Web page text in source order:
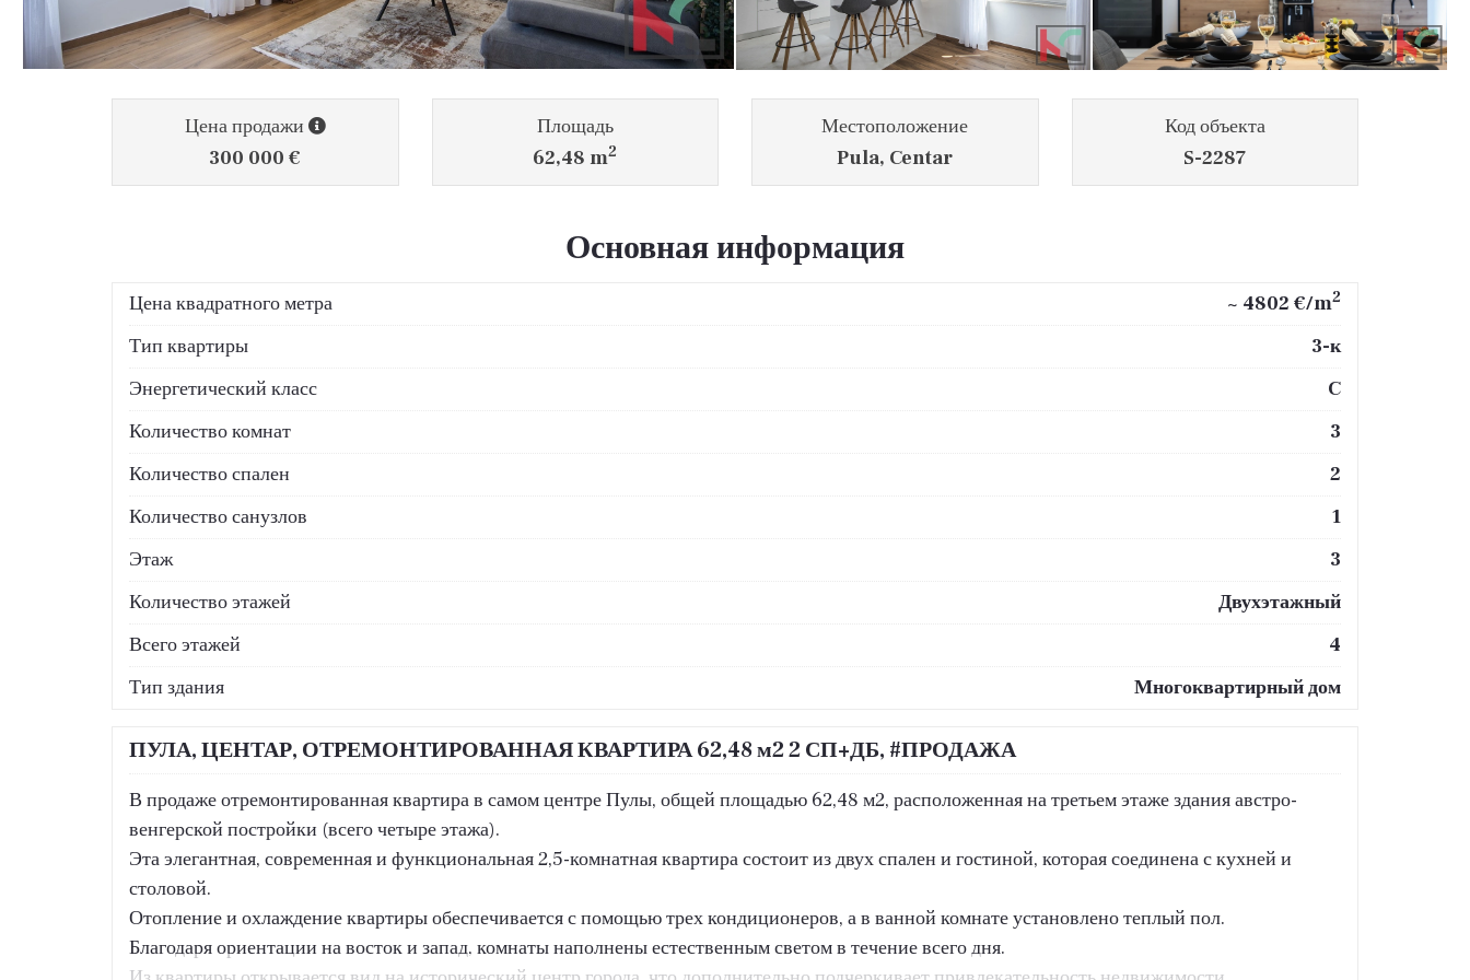
Цена продажи
300 000 €
Площадь
62,48 m2
Местоположение
Pula, Centar
Код объекта
S-2287
Основная информация
Цена квадратного метра ~ 4802 €/m2
Тип квартиры
3-к
Энергетический класс
C
Количество комнат
3
Количество спален
2
Количество санузлов
1
Этаж
3
Количество этажей
Двухэтажный
Всего этажей
4
Тип здания
Многоквартирный дом
ПУЛА, ЦЕНТАР, ОТРЕМОНТИРОВАННАЯ КВАРТИРА 62,48 м2 2 СП+ДБ, #ПРОДАЖА
В продаже отремонтированная квартира в самом центре Пулы, общей площадью 62,48 м2, расположенная на третьем этаже здания австро-
венгерской постройки (всего четыре этажа).
Эта элегантная, современная и функциональная 2,5-комнатная квартира состоит из двух спален и гостиной, которая соединена с кухней и
столовой.
Отопление и охлаждение квартиры обеспечивается с помощью трех кондиционеров, а в ванной комнате установлено теплый пол.
Благодаря ориентации на восток и запад, комнаты наполнены естественным светом в течение всего дня.